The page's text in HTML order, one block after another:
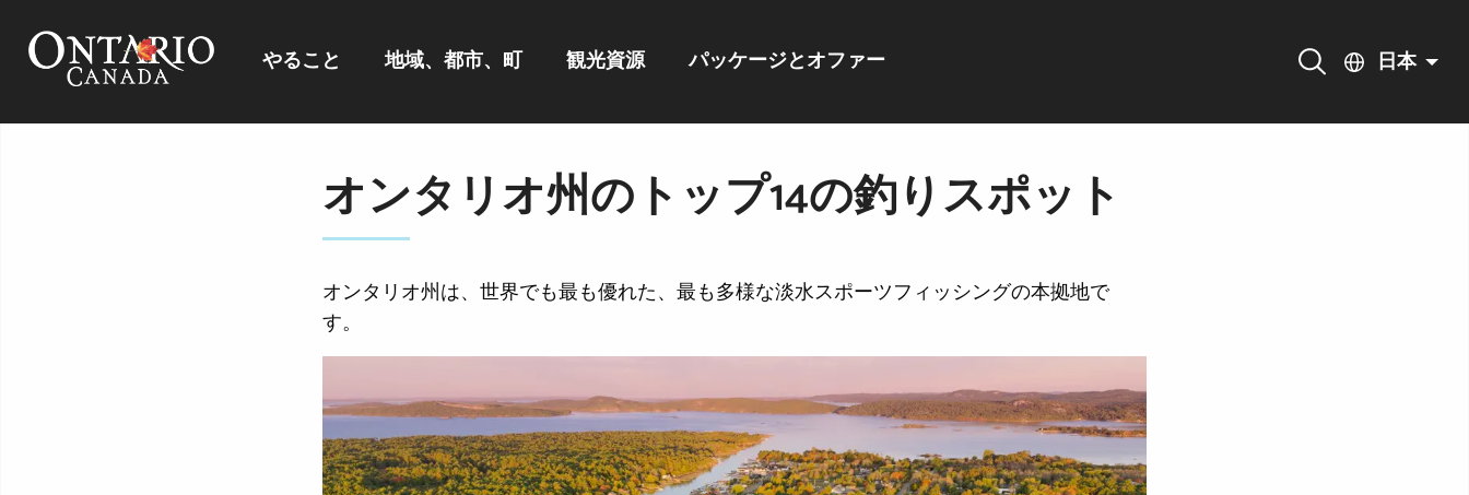
やること 地域、都市、町 観光資源 パッケージとオファー 日本
オンタリオ州のトップ14の釣りスポット
オンタリオ州は、世界でも最も優れた、最も多様な淡水スポーツフィッシングの本拠地で
す。